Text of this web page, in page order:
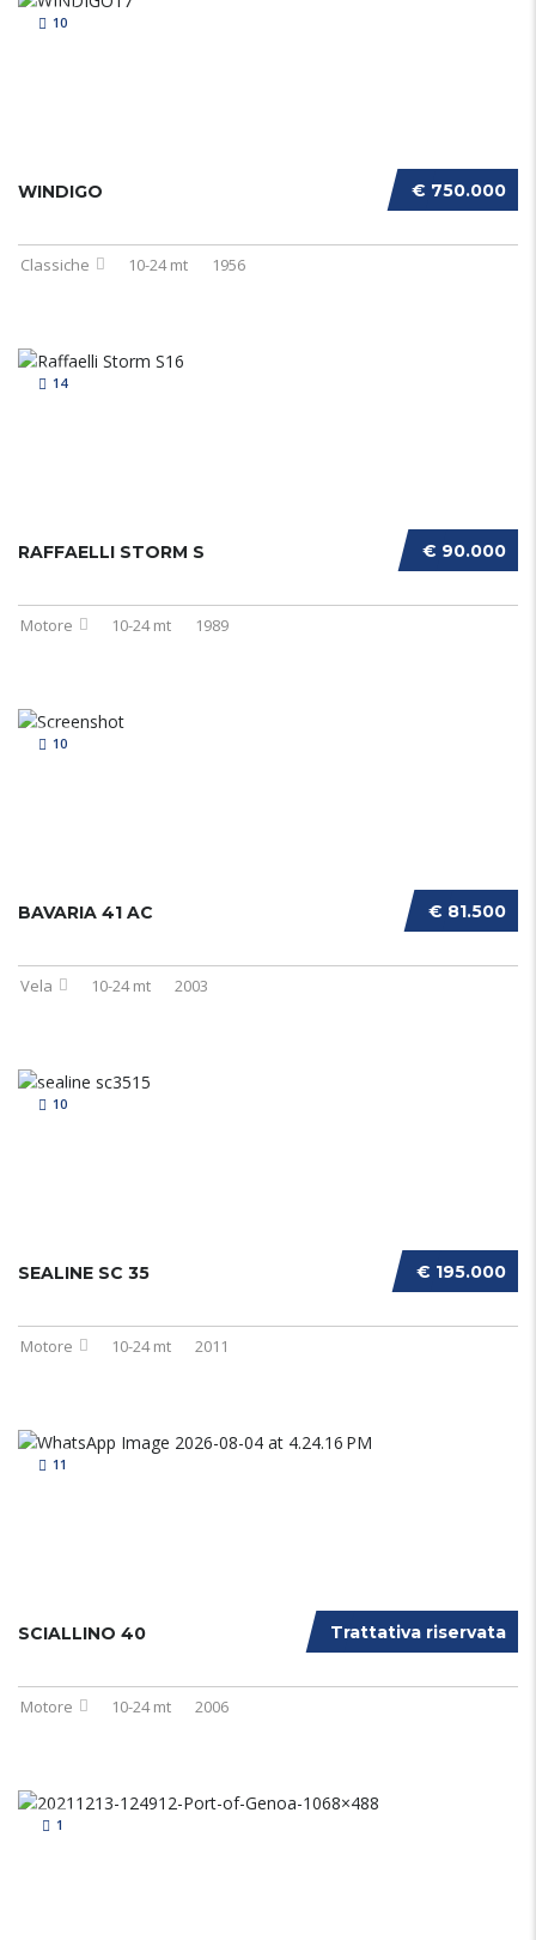
10
€ 750.000
WINDIGO
Classiche 10-24 mt 1956
14
€ 90.000
RAFFAELLI STORM S
Motore 10-24 mt 1989
10
€ 81.500
BAVARIA 41 AC
Vela 10-24 mt 2003
10
€ 195.000
SEALINE SC 35
Motore 10-24 mt 2011
11
Trattativa riservata
SCIALLINO 40
Motore 10-24 mt 2006
1